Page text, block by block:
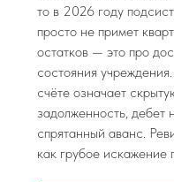
то в 2026 году
просто не примет
остатков — это про
состояния
счёте означает
задолженность,
спрятанный аванс.
как грубое искажение